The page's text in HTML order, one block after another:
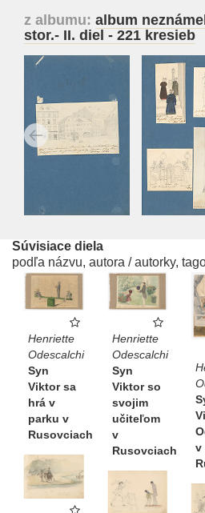
z albumu: album
stor.- II. diel - 221 kresieb
Súvisiace diela
podľa názvu, autora / autorky,
Henriette
Odescalchi
Syn
Viktor sa
hrá v
parku v
Rusovciach
Henriette
Odescalchi
Syn
Viktor so
svojim
učiteľom
v
Rusovciach
v